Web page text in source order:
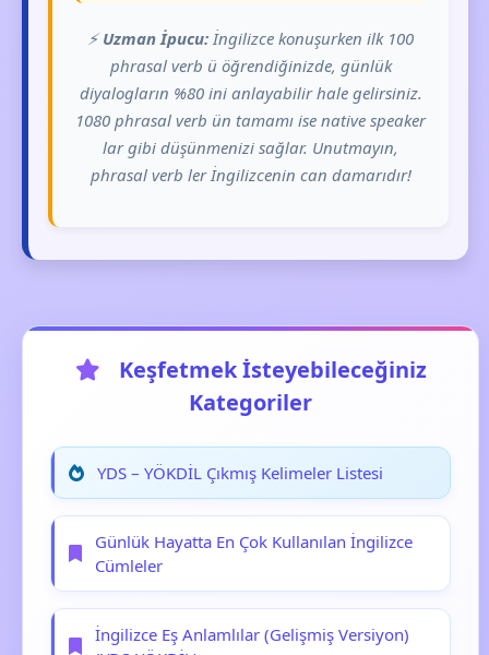
⚡Uzman İpucu: İngilizce konuşurken ilk 100
phrasal verb ü öğrendiğinizde, günlük
diyalogların %80 ini anlayabilir hale gelirsiniz.
1080 phrasal verb ün tamamı ise native speaker
lar gibi düşünmenizi sağlar. Unutmayın,
phrasal verb ler İngilizcenin can damarıdır!
Keşfetmek İsteyebileceğiniz
Kategoriler
YDS – YÖKDİL Çıkmış Kelimeler Listesi
Günlük Hayatta En Çok Kullanılan İngilizce
Cümleler
İngilizce Eş Anlamlılar (Gelişmiş Versiyon)